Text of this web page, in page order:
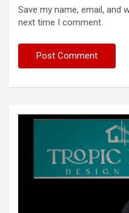
Save my name, email, and
next time I comment.